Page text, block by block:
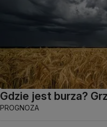
Gdzie jest burza?
PROGNOZA